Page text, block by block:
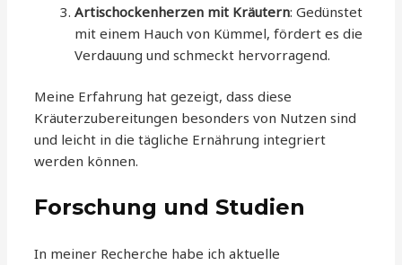
Artischockenherzen mit Kräutern: Gedünstet
mit einem Hauch von Kümmel, fördert es die
Verdauung und schmeckt hervorragend.
Meine Erfahrung hat gezeigt, dass diese
Kräuterzubereitungen besonders von Nutzen sind
und leicht in die tägliche Ernährung integriert
werden können.
Forschung und Studien
In meiner Recherche habe ich aktuelle